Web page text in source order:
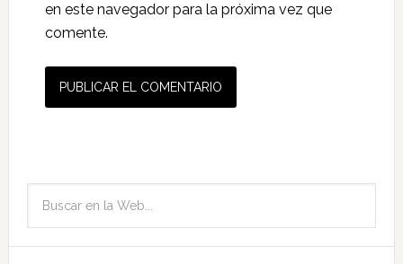
en este navegador para la próxima vez que
comente.